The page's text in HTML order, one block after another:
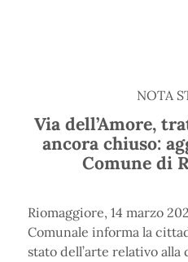
NOTA
Via dell’Amore,
ancora chiuso:
Comune di
Riomaggiore, 14 marzo
Comunale informa la
stato dell’arte relativo